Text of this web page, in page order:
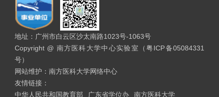
地址：广州市白云区沙太南路1023号-1063号
Copyright @ 南方医科大学中心实验室（粤ICP备05084331
号）
网站维护：南方医科大学网络中心
友情链接：
中华人民共和国教育部
广东省学位办 南方医科大学